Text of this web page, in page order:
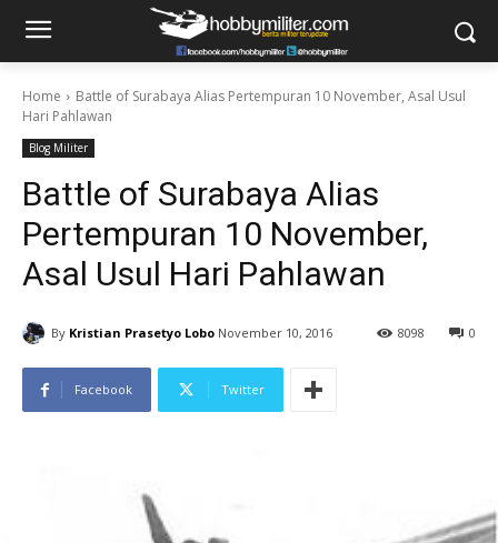
Home
Battle of Surabaya Alias Pertempuran 10 November, Asal Usul
Hari Pahlawan
Blog Militer
Battle of Surabaya Alias
Pertempuran 10 November,
Asal Usul Hari Pahlawan
By Kristian Prasetyo Lobo November 10, 2016 0
8098
Facebook Twitter